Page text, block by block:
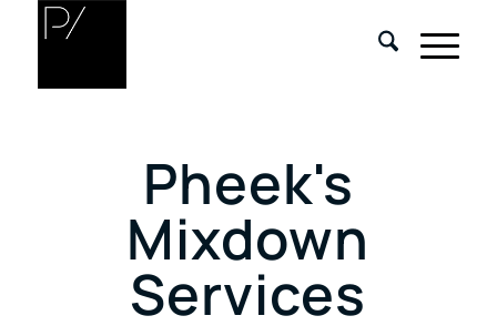
Pheek's
Mixdown
Services